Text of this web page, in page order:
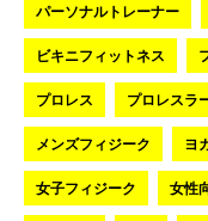
パーソナルトレーナー
ビキニフィットネス
プロレス プロレスラ
メンズフィジーク ヨ
女子フィジーク 女性